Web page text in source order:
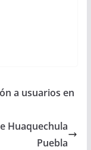
a usuarios en
Huaquechula
Puebla